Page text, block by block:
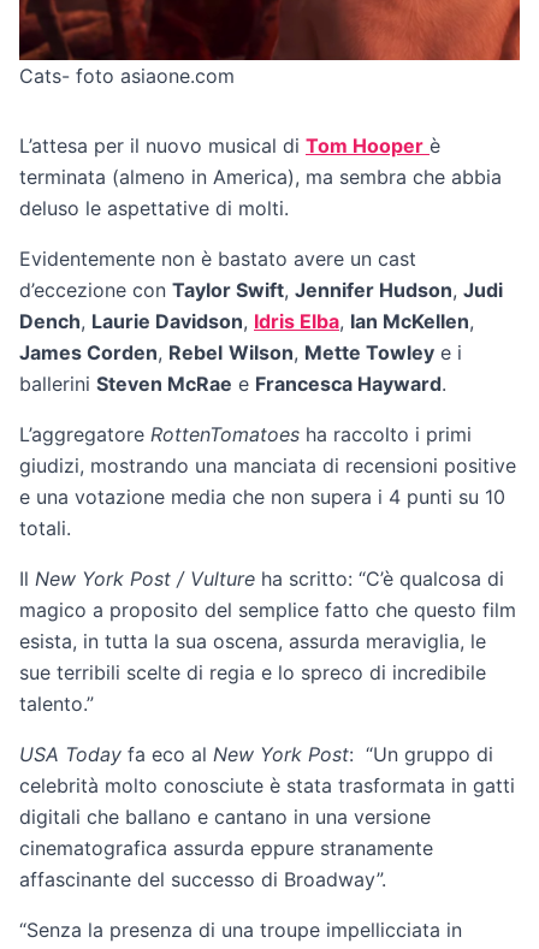
Cats- foto asiaone.com
L’attesa per il nuovo musical di Tom Hooper è
terminata (almeno in America), ma sembra che abbia
deluso le aspettative di molti.
Evidentemente non è bastato avere un cast
d’eccezione con Taylor Swift, Jennifer Hudson, Judi
Dench, Laurie Davidson, Idris Elba, Ian McKellen,
James Corden, Rebel Wilson, Mette Towley e i
ballerini Steven McRae e Francesca Hayward.
L’aggregatore RottenTomatoes ha raccolto i primi
giudizi, mostrando una manciata di recensioni positive
e una votazione media che non supera i 4 punti su 10
totali.
Il New York Post / Vulture ha scritto: “C’è qualcosa di
magico a proposito del semplice fatto che questo film
esista, in tutta la sua oscena, assurda meraviglia, le
sue terribili scelte di regia e lo spreco di incredibile
talento.”
USA Today fa eco al New York Post: “Un gruppo di
celebrità molto conosciute è stata trasformata in gatti
digitali che ballano e cantano in una versione
cinematografica assurda eppure stranamente
affascinante del successo di Broadway”.
“Senza la presenza di una troupe impellicciata in